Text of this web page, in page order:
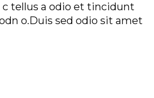
tellus a odio et tincidunt
o.Duis sed odio sit amet